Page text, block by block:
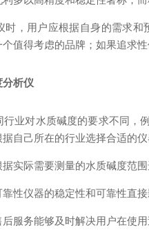
时，用户应根据自身的需求
值得考虑的品牌；如果追求
析仪
行业对水质碱度的要求不同，
自己所在的行业选择合适的仪
据实际需要测量的水质碱度范
靠性仪器的稳定性和可靠性直
后服务能够及时解决用户在使